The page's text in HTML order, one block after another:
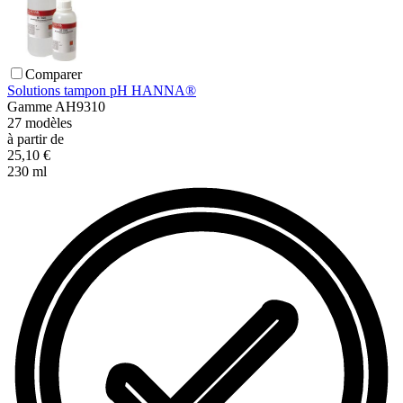
Comparer
Solutions tampon pH HANNA®
Gamme AH9310
27 modèles
à partir de
25,10 €
230 ml